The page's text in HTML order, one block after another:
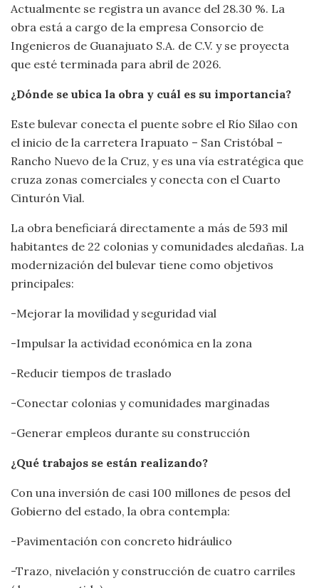
Actualmente se registra un avance del 28.30 %. La
obra está a cargo de la empresa Consorcio de
Ingenieros de Guanajuato S.A. de C.V. y se proyecta
que esté terminada para abril de 2026.
¿Dónde se ubica la obra y cuál es su importancia?
Este bulevar conecta el puente sobre el Río Silao con
el inicio de la carretera Irapuato – San Cristóbal –
Rancho Nuevo de la Cruz, y es una vía estratégica que
cruza zonas comerciales y conecta con el Cuarto
Cinturón Vial.
La obra beneficiará directamente a más de 593 mil
habitantes de 22 colonias y comunidades aledañas. La
modernización del bulevar tiene como objetivos
principales:
-Mejorar la movilidad y seguridad vial
-Impulsar la actividad económica en la zona
-Reducir tiempos de traslado
-Conectar colonias y comunidades marginadas
-Generar empleos durante su construcción
¿Qué trabajos se están realizando?
Con una inversión de casi 100 millones de pesos del
Gobierno del estado, la obra contempla:
-Pavimentación con concreto hidráulico
-Trazo, nivelación y construcción de cuatro carriles